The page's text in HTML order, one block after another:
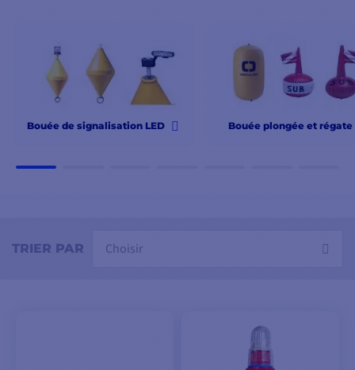
marine. Livraison rapide et prix discount sur une
sélection de bouées, fanions et feux de détresse pour
vous conformer à la réglementation maritime en
matière de signalisation
Bouée de signalisation LED Bouée plongée et régate
TRIER PAR Choisir